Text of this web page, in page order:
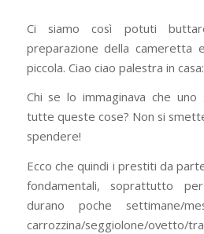
Ci siamo così potuti
preparazione della cameretta
piccola. Ciao ciao palestra in
Chi se lo immaginava che uno
tutte queste cose? Non si
spendere!
Ecco che quindi i prestiti da
fondamentali, soprattutto
durano poche settimane/
carrozzina/seggiolone/ovetto/